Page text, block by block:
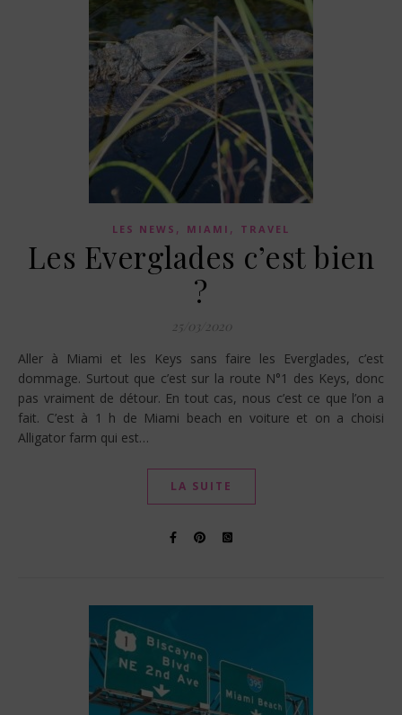
LES NEWS , MIAMI , TRAVEL
Les Everglades c’est bien
?
25/03/2020
Aller à Miami et les Keys sans faire les Everglades, c’est
dommage. Surtout que c’est sur la route N°1 des Keys, donc
pas vraiment de détour. En tout cas, nous c’est ce que l’on a
fait. C’est à 1 h de Miami beach en voiture et on a choisi
Alligator farm qui est…
LA SUITE